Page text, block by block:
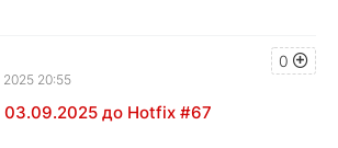
0
2025 20:55
03.09.2025 до Hotfix #67